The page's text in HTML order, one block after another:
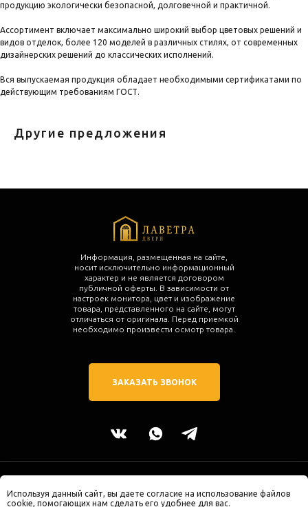
Используя данный сайт, вы даете согласие на использование файлов
cookie, помогающих нам сделать его удобнее для вас.
продукцию экологически безопасной, долговечной и практичной.
Ассортимент включает максимально широкий выбор цветовых решений и
видов отделок, более 120 моделей в различных стилях, от современных
дизайнерских решений до классических исполнений.
Вся выпускаемая продукция обладает необходимыми сертификатами по
действующим требованиям ГОСТ.
Другие предложения
2025 © ЛАВЕТРА двери. Все права защищены.
г. Калининград, ул. Молодой Гвардии 34
Информация, размещенная на сайте,
носит исключительно информационный
характер и не является договором
публичной оферты. В зависимости от
настроек монитора, цвет и изображение
товара, представленного на сайте, могут
отличаться от оригинала. Перед приемкой
необходимо произвести осмотр товара.
ЗАКАЗАТЬ ЗВОНОК